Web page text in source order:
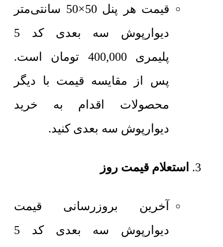
قیمت هر پنل 50×50 سانتی‌متر
دیوارپوش سه بعدی کد 5
پلیمری 400,000 تومان است.
پس از مقایسه قیمت با دیگر
محصولات اقدام به خرید
دیوارپوش سه بعدی کنید.
استعلام قیمت روز
آخرین بروزرسانی قیمت
دیوارپوش سه بعدی کد 5